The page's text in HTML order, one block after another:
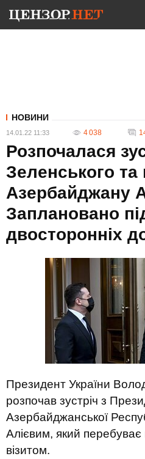
НОВИНИ
14.01.22 11:33 4 038
Розпочалася
Зеленського та
Азербайджану
Заплановано
двосторонніх
Президент України
розпочав зустріч з
Азербайджанської
Алієвим, який перебуває
візитом.